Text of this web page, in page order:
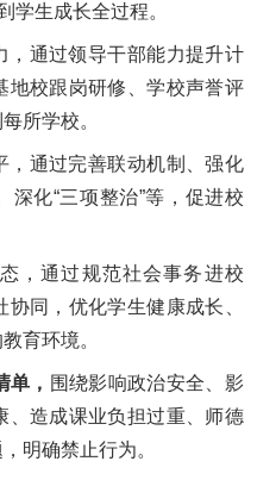
学生成长全过程。
，通过领导干部能力提升计
地校跟岗研修、学校声誉评
所学校。
，通过完善联动机制、强化
化“三项整治”等，促进校
，通过规范社会事务进校
同，优化学生健康成长、
育环境。
单， 围绕影响政治安全、影
、造成课业负担过重、师德
明确禁止行为。